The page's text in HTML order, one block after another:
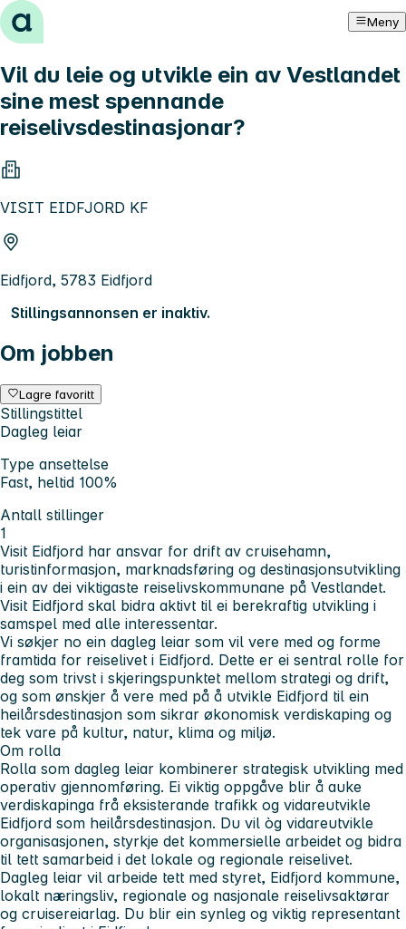
Hopp til innhold Meny
Vil du leie og utvikle ein av Vestlandet
sine mest spennande
reiselivsdestinasjonar?
VISIT EIDFJORD KF
Eidfjord, 5783 Eidfjord
Stillingsannonsen er inaktiv.
Om jobben
Lagre favoritt
Stillingstittel
Dagleg leiar
Type ansettelse
Fast, heltid 100%
Antall stillinger
1
Visit Eidfjord har ansvar for drift av cruisehamn,
turistinformasjon, marknadsføring og destinasjonsutvikling
i ein av dei viktigaste reiselivskommunane på Vestlandet.
Visit Eidfjord skal bidra aktivt til ei berekraftig utvikling i
samspel med alle interessentar.
Vi søkjer no ein dagleg leiar som vil vere med og forme
framtida for reiselivet i Eidfjord. Dette er ei sentral rolle for
deg som trivst i skjeringspunktet mellom strategi og drift,
og som ønskjer å vere med på å utvikle Eidfjord til ein
heilårsdestinasjon som sikrar økonomisk verdiskaping og
tek vare på kultur, natur, klima og miljø.
Om rolla
Rolla som dagleg leiar kombinerer strategisk utvikling med
operativ gjennomføring. Ei viktig oppgåve blir å auke
verdiskapinga frå eksisterande trafikk og vidareutvikle
Eidfjord som heilårsdestinasjon. Du vil òg vidareutvikle
organisasjonen, styrkje det kommersielle arbeidet og bidra
til tett samarbeid i det lokale og regionale reiselivet.
Dagleg leiar vil arbeide tett med styret, Eidfjord kommune,
lokalt næringsliv, regionale og nasjonale reiselivsaktørar
og cruisereiarlag. Du blir ein synleg og viktig representant